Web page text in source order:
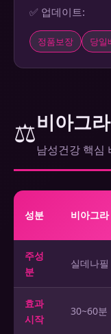
✅ 업데이트:
정품보장 당일
⚖️비아그
남성건강 핵심
성분 비아그라
주성
분
실데나필
효과
시작
30~60분